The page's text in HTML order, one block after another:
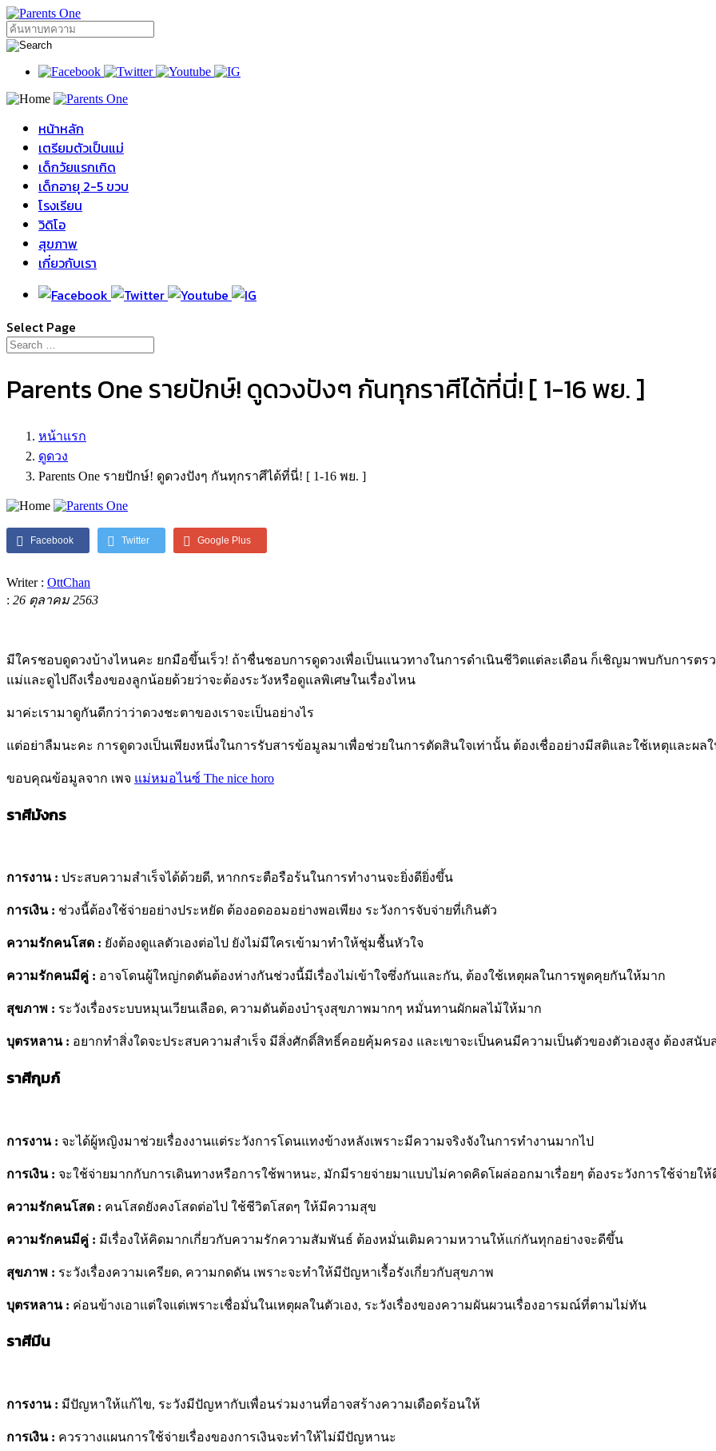
หน้าหลัก
เตรียมตัวเป็นแม่
เด็กวัยแรกเกิด
เด็กอายุ 2-5 ขวบ
โรงเรียน
วิดิโอ
สุขภาพ
เกี่ยวกับเรา
Select Page
Parents One รายปักษ์! ดูดวงปังๆ กันทุกราศีได้ที่นี่! [ 1-16 พย. ]
หน้าแรก
ดูดวง
Parents One รายปักษ์! ดูดวงปังๆ กันทุกราศีได้ที่นี่! [ 1-16 พย. ]
Facebook Twitter Google Plus
Writer : OttChan
: 26 ตุลาคม 2563
มีใครชอบดูดวงบ้างไหนคะ ยกมือขึ้นเร็ว! ถ้าชื่นชอบการดูดวงเพื่อเป็นแนวทางในการดำเนินชีวิตแต่ละเดือน ก็เชิญมาพบกับการตร
แม่และดูไปถึงเรื่องของลูกน้อยด้วยว่าจะต้องระวังหรือดูแลพิเศษในเรื่องไหน
มาค่ะเรามาดูกันดีกว่าว่าดวงชะตาของเราจะเป็นอย่างไร
แต่อย่าลืมนะคะ การดูดวงเป็นเพียงหนึ่งในการรับสารข้อมูลมาเพื่อช่วยในการตัดสินใจเท่านั้น ต้องเชื่ออย่างมีสติและใช้เหตุและผล
ขอบคุณข้อมูลจาก เพจ แม่หมอไนซ์ The nice horo
ราศีมังกร
การงาน : ประสบความสำเร็จได้ด้วยดี, หากกระตือรือร้นในการทำงานจะยิ่งดียิ่งขึ้น
การเงิน : ช่วงนี้ต้องใช้จ่ายอย่างประหยัด ต้องอดออมอย่างพอเพียง ระวังการจับจ่ายที่เกินตัว
ความรักคนโสด : ยังต้องดูแลตัวเองต่อไป ยังไม่มีใครเข้ามาทำให้ชุ่มชื้นหัวใจ
ความรักคนมีคู่ : อาจโดนผู้ใหญ่กดดันต้องห่างกันช่วงนี้มีเรื่องไม่เข้าใจซึ่งกันและกัน, ต้องใช้เหตุผลในการพูดคุยกันให้มาก
สุขภาพ : ระวังเรื่องระบบหมุนเวียนเลือด, ความดันต้องบำรุงสุขภาพมากๆ หมั่นทานผักผลไม้ให้มาก
บุตรหลาน : อยากทำสิ่งใดจะประสบความสำเร็จ มีสิ่งศักดิ์สิทธิ์คอยคุ้มครอง และเขาจะเป็นคนมีความเป็นตัวของตัวเองสูง ต้องสนับ
ราศีกุมภ์
การงาน : จะได้ผู้หญิงมาช่วยเรื่องงานแต่ระวังการโดนแทงข้างหลังเพราะมีความจริงจังในการทำงานมากไป
การเงิน : จะใช้จ่ายมากกับการเดินทางหรือการใช้พาหนะ, มักมีรายจ่ายมาแบบไม่คาดคิดโผล่ออกมาเรื่อยๆ ต้องระวังการใช้จ่ายให้
ความรักคนโสด : คนโสดยังคงโสดต่อไป ใช้ชีวิตโสดๆ ให้มีความสุข
ความรักคนมีคู่ : มีเรื่องให้คิดมากเกี่ยวกับความรักความสัมพันธ์ ต้องหมั่นเติมความหวานให้แก่กันทุกอย่างจะดีขึ้น
สุขภาพ : ระวังเรื่องความเครียด, ความกดดัน เพราะจะทำให้มีปัญหาเรื้อรังเกี่ยวกับสุขภาพ
บุตรหลาน : ค่อนข้างเอาแต่ใจแต่เพราะเชื่อมั่นในเหตุผลในตัวเอง, ระวังเรื่องของความผันผวนเรื่องอารมณ์ที่ตามไม่ทัน
ราศีมีน
การงาน : มีปัญหาให้แก้ไข, ระวังมีปัญหากับเพื่อนร่วมงานที่อาจสร้างความเดือดร้อนให้
การเงิน : ควรวางแผนการใช้จ่ายเรื่องของการเงินจะทำให้ไม่มีปัญหานะ